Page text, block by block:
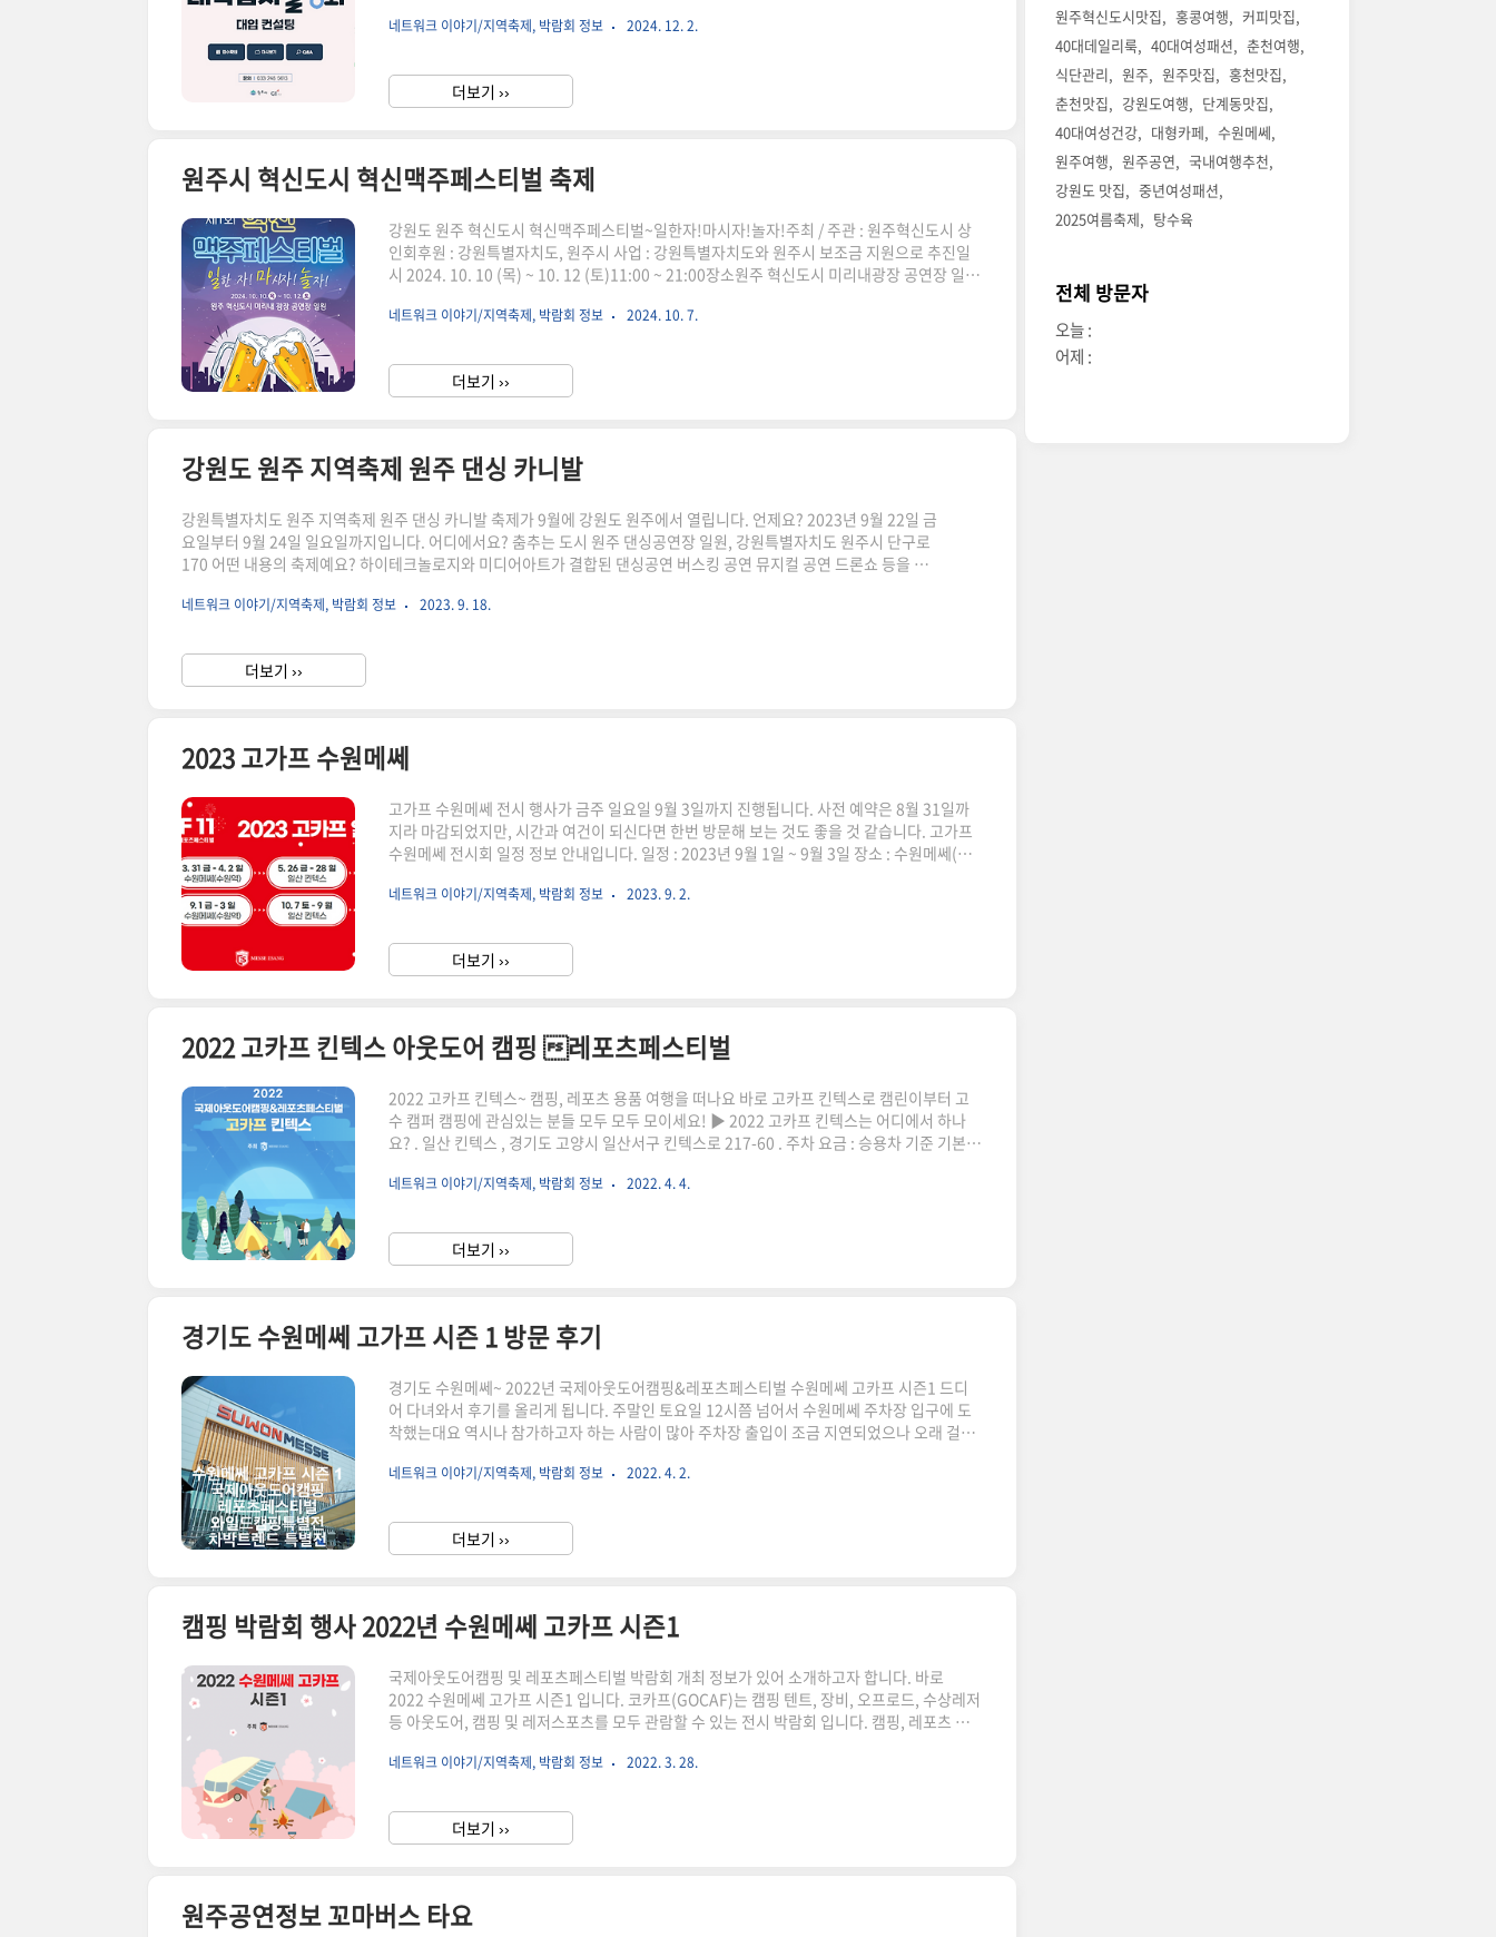
대상 : 수험생과 학부모 누구나참여 : 사전 또는 현장 접수 후 입장
시컨설팅2024 원주대학입시설명회 원주 대학입시컨설팅www.smileuniv.com 성공적인 대
입을 위한 수시 컨설팅 원하는 학교와 학과에 진학..
네트워크 이야기/지역축제, 박람회 정보 2024. 12. 2.
더보기 ››
원주시 혁신도시 혁신맥주페스티벌 축제
강원도 원주 혁신도시 혁신맥주페스티벌~일한자!마시자!놀자!주최 / 주관 : 원주혁신도시 상
인회후원 : 강원특별자치도, 원주시 사업 : 강원특별자치도와 원주시 보조금 지원으로 추진일
시 2024. 10. 10 (목) ~ 10. 12 (토)11:00 ~ 21:00장소원주 혁신도시 미리내광장 공연장 일원
체 및 공공기관 동아리 공연전문팀 공연개그맨 손헌수와 함께하는 전국 노래방혁신愛살다 릴
즐기러 오세요!!^^
네트워크 이야기/지역축제, 박람회 정보 2024. 10. 7.
더보기 ››
강원도 원주 지역축제 원주 댄싱 카니발
강원특별자치도 원주 지역축제 원주 댄싱 카니발 축제가 9월에 강원도 원주에서 열립니다. 언제요? 2023년 9월 22일 금
요일부터 9월 24일 일요일까지입니다. 어디에서요? 춤추는 도시 원주 댄싱공연장 일원, 강원특별자치도 원주시 단구로
170 어떤 내용의 축제예요? 하이테크놀로지와 미디어아트가 결합된 댄싱공연 버스킹 공연 뮤지컬 공연 드론쇼 등을 모
네트워크 이야기/지역축제, 박람회 정보 2023. 9. 18.
더보기 ››
2023 고가프 수원메쎄
고가프 수원메쎄 전시 행사가 금주 일요일 9월 3일까지 진행됩니다. 사전 예약은 8월 31일까
지라 마감되었지만, 시간과 여건이 되신다면 한번 방문해 보는 것도 좋을 것 같습니다. 고가프
수원메쎄 전시회 일정 정보 안내입니다. 일정 : 2023년 9월 1일 ~ 9월 3일 장소 : 수원메쎄(수
네트워크 이야기/지역축제, 박람회 정보 2023. 9. 2.
더보기 ››
2022 고카프 킨텍스 아웃도어 캠핑 레포츠페스티벌
2022 고카프 킨텍스~ 캠핑, 레포츠 용품 여행을 떠나요 바로 고카프 킨텍스로 캠린이부터 고
수 캠퍼 캠핑에 관심있는 분들 모두 모두 모이세요! ▶ 2022 고카프 킨텍스는 어디에서 하나
요? . 일산 킨텍스 , 경기도 고양시 일산서구 킨텍스로 217-60 . 주차 요금 : 승용차 기준 기본
2022년 6월 3일 금요일 ~ 6월 5일 일요일 . 입장 및 관람시간 : 10:00 ~ 18:00 (입장 마감
한 : 2022. 6. 2) . 현장등록 - 일반 : 12,000원, 중, 고생 : 7,0..
네트워크 이야기/지역축제, 박람회 정보 2022. 4. 4.
더보기 ››
경기도 수원메쎄 고가프 시즌 1 방문 후기
경기도 수원메쎄~ 2022년 국제아웃도어캠핑&레포츠페스티벌 수원메쎄 고카프 시즌1 드디
어 다녀와서 후기를 올리게 됩니다. 주말인 토요일 12시쯤 넘어서 수원메쎄 주차장 입구에 도
착했는대요 역시나 참가하고자 하는 사람이 많아 주차장 출입이 조금 지연되었으나 오래 걸리
고 입구에 들어가서 티켓팅 후 입장할 수 있습니다. 티켓팅은 사전등록과 현장등록이 있는대
장등록은 핸드폰은 QR코드 스캔 후 안내에 따라 기본정보 입력 후 키오스크를 이용하면 됩니
다. 초등학생까지는 무료 입장이라고 하고, 중학생부터는 안내데스크에서 얘기하면 5,000원
네트워크 이야기/지역축제, 박람회 정보 2022. 4. 2.
더보기 ››
캠핑 박람회 행사 2022년 수원메쎄 고카프 시즌1
국제아웃도어캠핑 및 레포츠페스티벌 박람회 개최 정보가 있어 소개하고자 합니다. 바로
2022 수원메쎄 고가프 시즌1 입니다. 코카프(GOCAF)는 캠핑 텐트, 장비, 오프로드, 수상레저
등 아웃도어, 캠핑 및 레저스포츠를 모두 관람할 수 있는 전시 박람회 입니다. 캠핑, 레포츠 용
큰 놀이터를 만날 수 있고 고카프와 함께하면 더 즐거운 일상 탈출을 할 수 있는 기회가 된다고
31(목) ~ 4.3(일) ㅇ 장소 : 수원메쎄 (수원역) ㅇ 목 ~ 금요일 12:00 ~ 20:00 / 토 ~ 일요일
10:00 ~ 18..
네트워크 이야기/지역축제, 박람회 정보 2022. 3. 28.
더보기 ››
원주공연정보 꼬마버스 타요
원주혁신도시맛집
홍콩여행
커피맛집
40대데일리룩
40대여성패션
춘천여행
식단관리
원주 원주맛집
홍천맛집
춘천맛집
강원도여행
단계동맛집
40대여성건강
대형카페
수원메쎄
원주여행
원주공연
국내여행추천
강원도 맛집
중년여성패션
2025여름축제
탕수육
전체 방문자
오늘 :
어제 :